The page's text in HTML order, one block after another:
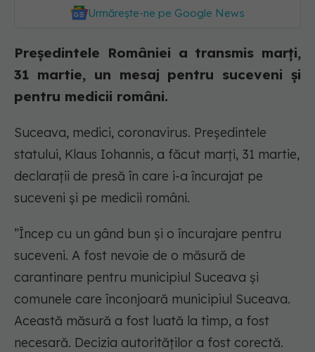
Urmărește-ne pe Google News
Președintele României a transmis marți,
31 martie, un mesaj pentru suceveni și
pentru medicii români.
Suceava, medici, coronavirus. Președintele
statului, Klaus Iohannis, a făcut marți, 31 martie,
declarații de presă în care i-a încurajat pe
suceveni și pe medicii români.
”Încep cu un gând bun și o încurajare pentru
suceveni. A fost nevoie de o măsură de
carantinare pentru municipiul Suceava și
comunele care înconjoară municipiul Suceava.
Această măsură a fost luată la timp, a fost
necesară. Decizia autorităților a fost corectă.